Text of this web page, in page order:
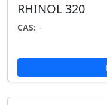
RHINOL 320
CAS: -